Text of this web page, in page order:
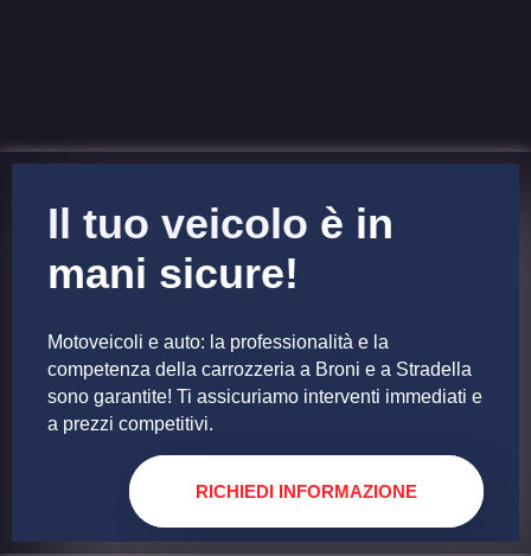
Il tuo veicolo è in
mani sicure!
Motoveicoli e auto: la professionalità e la
competenza della carrozzeria a Broni e a Stradella
sono garantite! Ti assicuriamo interventi immediati e
a prezzi competitivi.
RICHIEDI INFORMAZIONE